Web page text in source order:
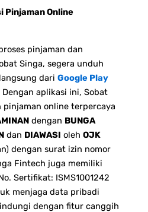
Pinjaman Online
pinjaman dan
Singa, segera unduh
dari Google Play
Dengan aplikasi ini, Sobat
pinjaman online terpercaya
dengan BUNGA
dan DIAWASI oleh OJK
dengan surat izin nomor
Fintech juga memiliki
Sertifikat: ISMS1001242
menjaga data pribadi
dengan fitur canggih